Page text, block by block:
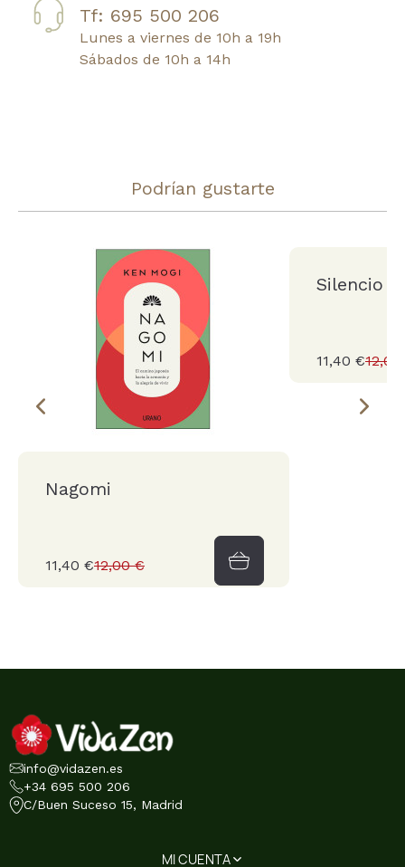
Tf: 695 500 206
Lunes a viernes de 10h a 19h
Sábados de 10h a 14h
Podrían gustarte
Nagomi
11,40 €12,00 €
Silencio
11,40 €
info@vidazen.es
+34 695 500 206
C/Buen Suceso 15, Madrid
MI CUENTA